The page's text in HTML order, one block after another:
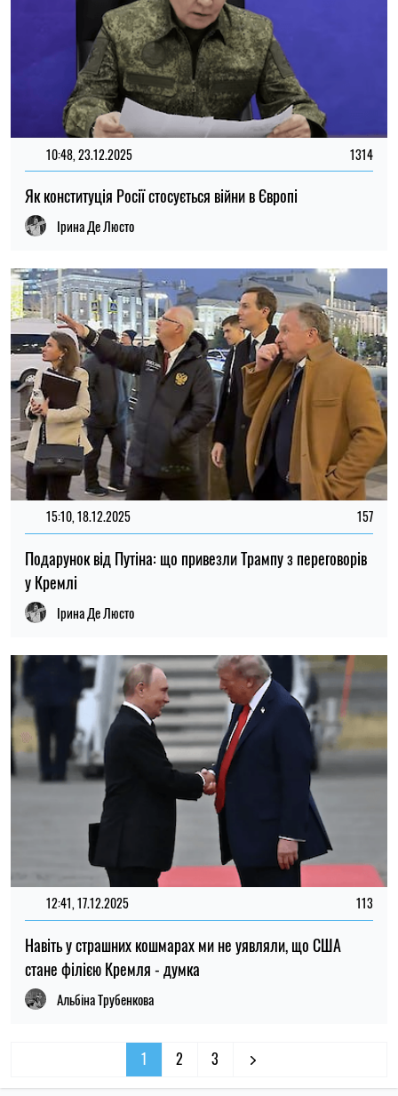
10:48, 23.12.2025 1314
Як конституція Росії стосується війни в Європі
Ірина Де Люсто
15:10, 18.12.2025 157
Подарунок від Путіна: що привезли Трампу з переговорів
у Кремлі
Ірина Де Люсто
12:41, 17.12.2025 113
Навіть у страшних кошмарах ми не уявляли, що США
стане філією Кремля - думка
Альбіна Трубенкова
1 2 3